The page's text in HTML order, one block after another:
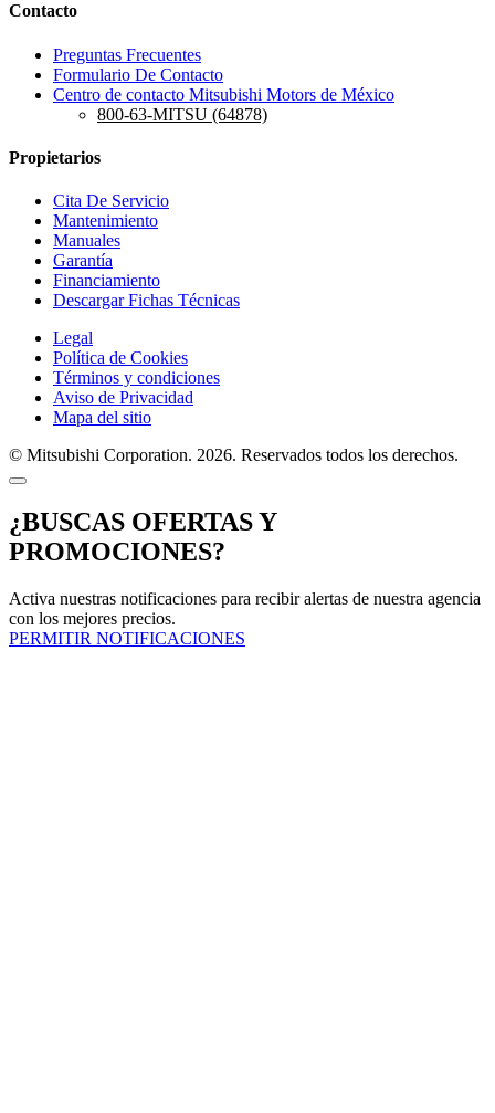
Contacto
Preguntas Frecuentes
Formulario De Contacto
Centro de contacto Mitsubishi Motors de México
800-63-MITSU (64878)
Propietarios
Cita De Servicio
Mantenimiento
Manuales
Garantía
Financiamiento
Descargar Fichas Técnicas
Legal
Política de Cookies
Términos y condiciones
Aviso de Privacidad
Mapa del sitio
© Mitsubishi Corporation. 2026. Reservados todos los derechos.
¿BUSCAS OFERTAS Y
PROMOCIONES?
Activa nuestras notificaciones para recibir alertas de nuestra agencia
con los mejores precios.
PERMITIR NOTIFICACIONES